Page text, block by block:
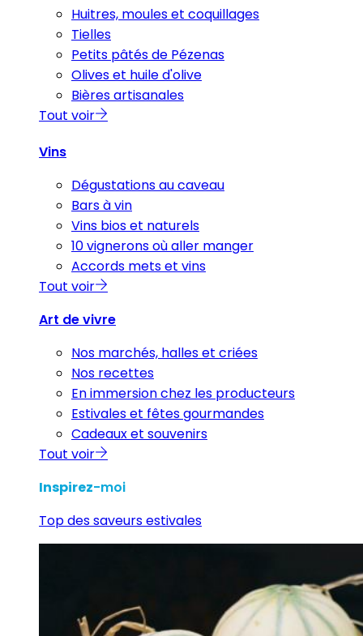
Huitres, moules et coquillages
Tielles
Petits pâtés de Pézenas
Olives et huile d'olive
Bières artisanales
Tout voir
Vins
Dégustations au caveau
Bars à vin
Vins bios et naturels
10 vignerons où aller manger
Accords mets et vins
Tout voir
Art de vivre
Nos marchés, halles et criées
Nos recettes
En immersion chez les producteurs
Estivales et fêtes gourmandes
Cadeaux et souvenirs
Tout voir
Inspirez-moi
Top des saveurs estivales